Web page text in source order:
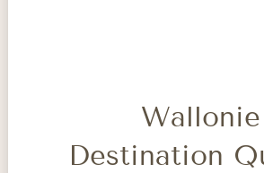
Wallonie
Destination